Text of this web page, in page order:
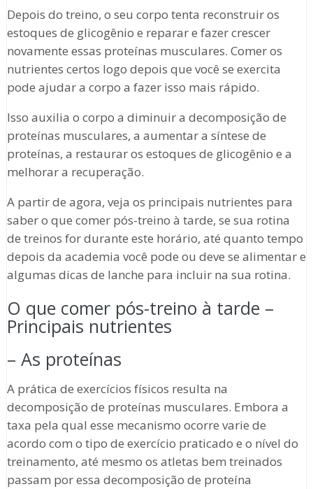
Depois do treino, o seu corpo tenta reconstruir os
estoques de glicogênio e reparar e fazer crescer
novamente essas proteínas musculares. Comer os
nutrientes certos logo depois que você se exercita
pode ajudar a corpo a fazer isso mais rápido.
Isso auxilia o corpo a diminuir a decomposição de
proteínas musculares, a aumentar a síntese de
proteínas, a restaurar os estoques de glicogênio e a
melhorar a recuperação.
A partir de agora, veja os principais nutrientes para
saber o que comer pós-treino à tarde, se sua rotina
de treinos for durante este horário, até quanto tempo
depois da academia você pode ou deve se alimentar e
algumas dicas de lanche para incluir na sua rotina.
O que comer pós-treino à tarde –
Principais nutrientes
– As proteínas
A prática de exercícios físicos resulta na
decomposição de proteínas musculares. Embora a
taxa pela qual esse mecanismo ocorre varie de
acordo com o tipo de exercício praticado e o nível do
treinamento, até mesmo os atletas bem treinados
passam por essa decomposição de proteína